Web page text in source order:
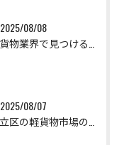
2025/08/08
2025/08/07